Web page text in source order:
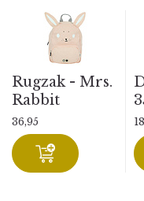
Rugzak - Mrs.
Rabbit
36,95